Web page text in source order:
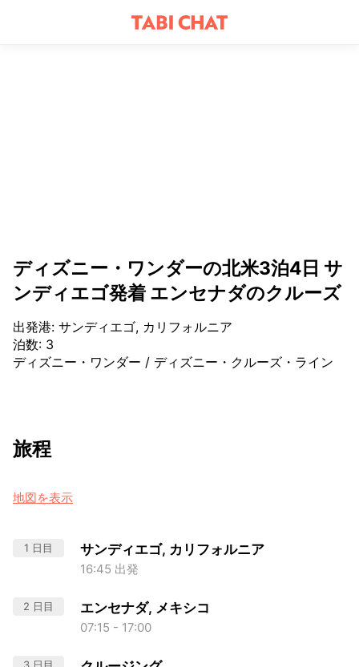
ディズニー・ワンダーの北米3泊4日 サ
ンディエゴ発着 エンセナダのクルーズ
出発港: サンディエゴ, カリフォルニア
泊数: 3
ディズニー・ワンダー / ディズニー・クルーズ・ライン
旅程
地図を表示
1 日目 サンディエゴ, カリフォルニア
16:45 出発
2 日目 エンセナダ, メキシコ
07:15 - 17:00